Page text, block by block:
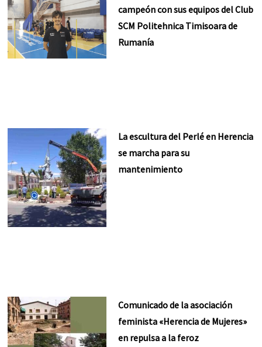
campeón con sus equipos del Club
SCM Politehnica Timisoara de
Rumanía
La escultura del Perlé en Herencia
se marcha para su
mantenimiento
Comunicado de la asociación
feminista «Herencia de Mujeres»
en repulsa a la feroz